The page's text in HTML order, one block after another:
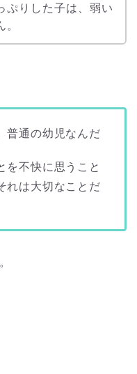
ぷりした子は、弱い
普通の幼児なんだ
を不快に思うこと
れは大切なことだ